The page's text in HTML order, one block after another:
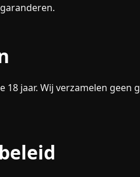
jaar. Wij verzamelen